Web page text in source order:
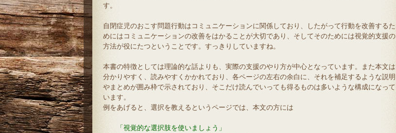
す。
自閉症児のおこす問題行動はコミュニケーションに関係しており、したがって行動を改善するた
めにはコミュニケーションの改善をはかることが大切であり、そしてそのためには視覚的支援の
方法が役にたつということです。すっきりしていますね。
本書の特徴としては理論的な話よりも、実際の支援のやり方が中心となっています。また本文は
分かりやすく、読みやすくかかれており、各ページの左右の余白に、それを補足するような説明
やまとめが囲み枠で示されており、そこだけ読んでいっても得るものは多いような構成になって
います。
例をあげると、選択を教えるというページでは、本文の方には
「視覚的な選択肢を使いましょう」